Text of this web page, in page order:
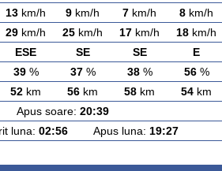
13 km/h 9 km/h 7 km/h 8 km/h
29 km/h 25 km/h 17 km/h 18 km/h
ESE SE SE E
39% 37% 38% 56%
52 km 56 km 58 km 54 km
soare: 20:39
luna: 02:56 Apus luna: 19:27